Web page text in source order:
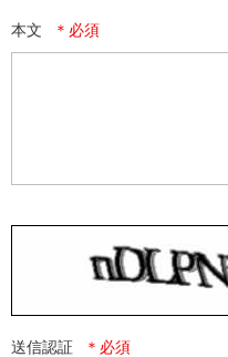
本文
送信認証